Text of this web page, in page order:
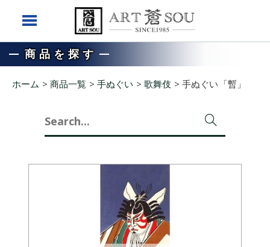
商品を探す
ホーム > 商品一覧 > 手ぬぐい >歌舞伎 > 手ぬぐい「暫」
Search